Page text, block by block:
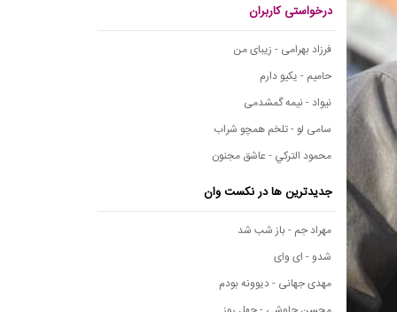
درخواستی کاربران
فرزاد بهرامی - زیبای من
حامیم - یکیو دارم
نیواد - نیمه گمشدمی
سامی لو - تلخم همچو شراب
محمود التركي - عاشق مجنون
جدیدترین ها در نکست وان
مهراد جم - باز شب شد
شدو - ای وای
مهدی جهانی - دیوونه بودم